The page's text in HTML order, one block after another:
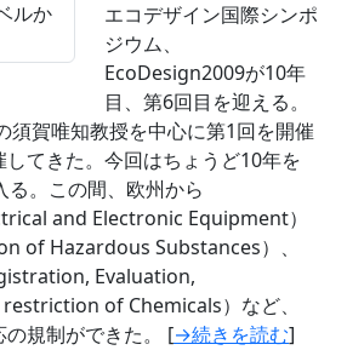
エコデザイン国際シンポ
ジウム、
EcoDesign2009が10年
目、第6回目を迎える。
須賀唯知教授を中心に第1回を開催
してきた。今回はちょうど10年を
。この間、欧州から
and Electronic Equipment）
of Hazardous Substances）、
Evaluation,
of Chemicals）など、
の規制ができた。 [→続きを読む]